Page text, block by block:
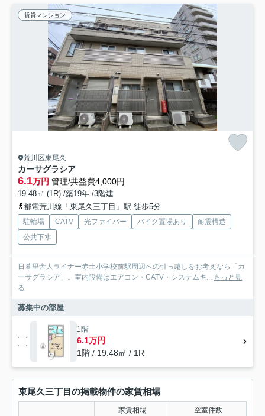
賃貸マンション
荒川区東尾久
カーサグラシア
6.1万円 管理/共益費4,000円
19.48㎡ (1R) /築19年 /3階建
都電荒川線「東尾久三丁目」駅 徒歩5分
駐輪場 CATV 光ファイバー バイク置場あり
耐震構造
公共下水
日暮里舎人ライナー赤土小学校前駅周辺への引っ越しをお考えなら「カ
ーサグラシア」。室内設備はエアコン・CATV・システムキ... もっと見
る
募集中の部屋
1階
6.1万円
1階 / 19.48㎡ / 1R
東尾久三丁目の掲載物件の家賃相場
家賃相場 空室件数